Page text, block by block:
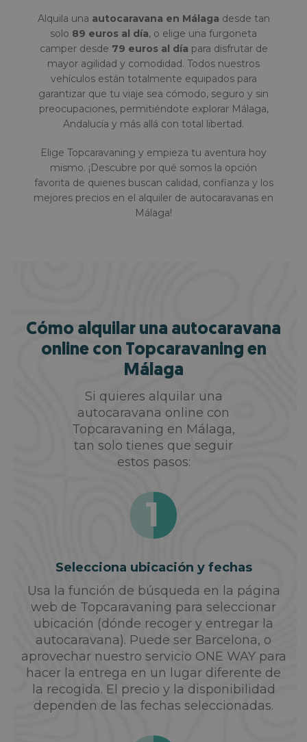
Alquila una autocaravana en Málaga desde tan
solo 89 euros al día, o elige una furgoneta
camper desde 79 euros al día para disfrutar de
mayor agilidad y comodidad. Todos nuestros
vehículos están totalmente equipados para
garantizar que tu viaje sea cómodo, seguro y sin
preocupaciones, permitiéndote explorar Málaga,
Andalucía y más allá con total libertad.
Elige Topcaravaning y empieza tu aventura hoy
mismo. ¡Descubre por qué somos la opción
favorita de quienes buscan calidad, confianza y los
mejores precios en el alquiler de autocaravanas en
Málaga!
Cómo alquilar una autocaravana
online con Topcaravaning en
Málaga
Si quieres alquilar una
autocaravana online con
Topcaravaning en Málaga,
tan solo tienes que seguir
estos pasos:
Selecciona ubicación y fechas
Usa la función de búsqueda en la página
web de Topcaravaning para seleccionar
ubicación (dónde recoger y entregar la
autocaravana). Puede ser Barcelona, o
aprovechar nuestro servicio ONE WAY para
hacer la entrega en un lugar diferente de
la recogida. El precio y la disponibilidad
dependen de las fechas seleccionadas.